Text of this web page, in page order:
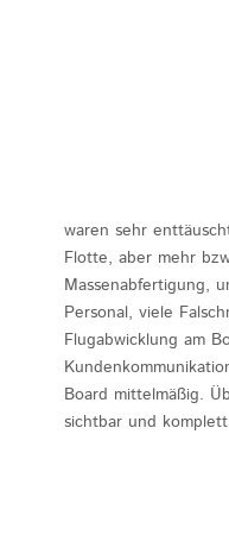
waren sehr
Flotte, aber mehr
Massenabfertigung,
Personal, viele
Flugabwicklung am
Board mittelmäßig.
sichtbar und